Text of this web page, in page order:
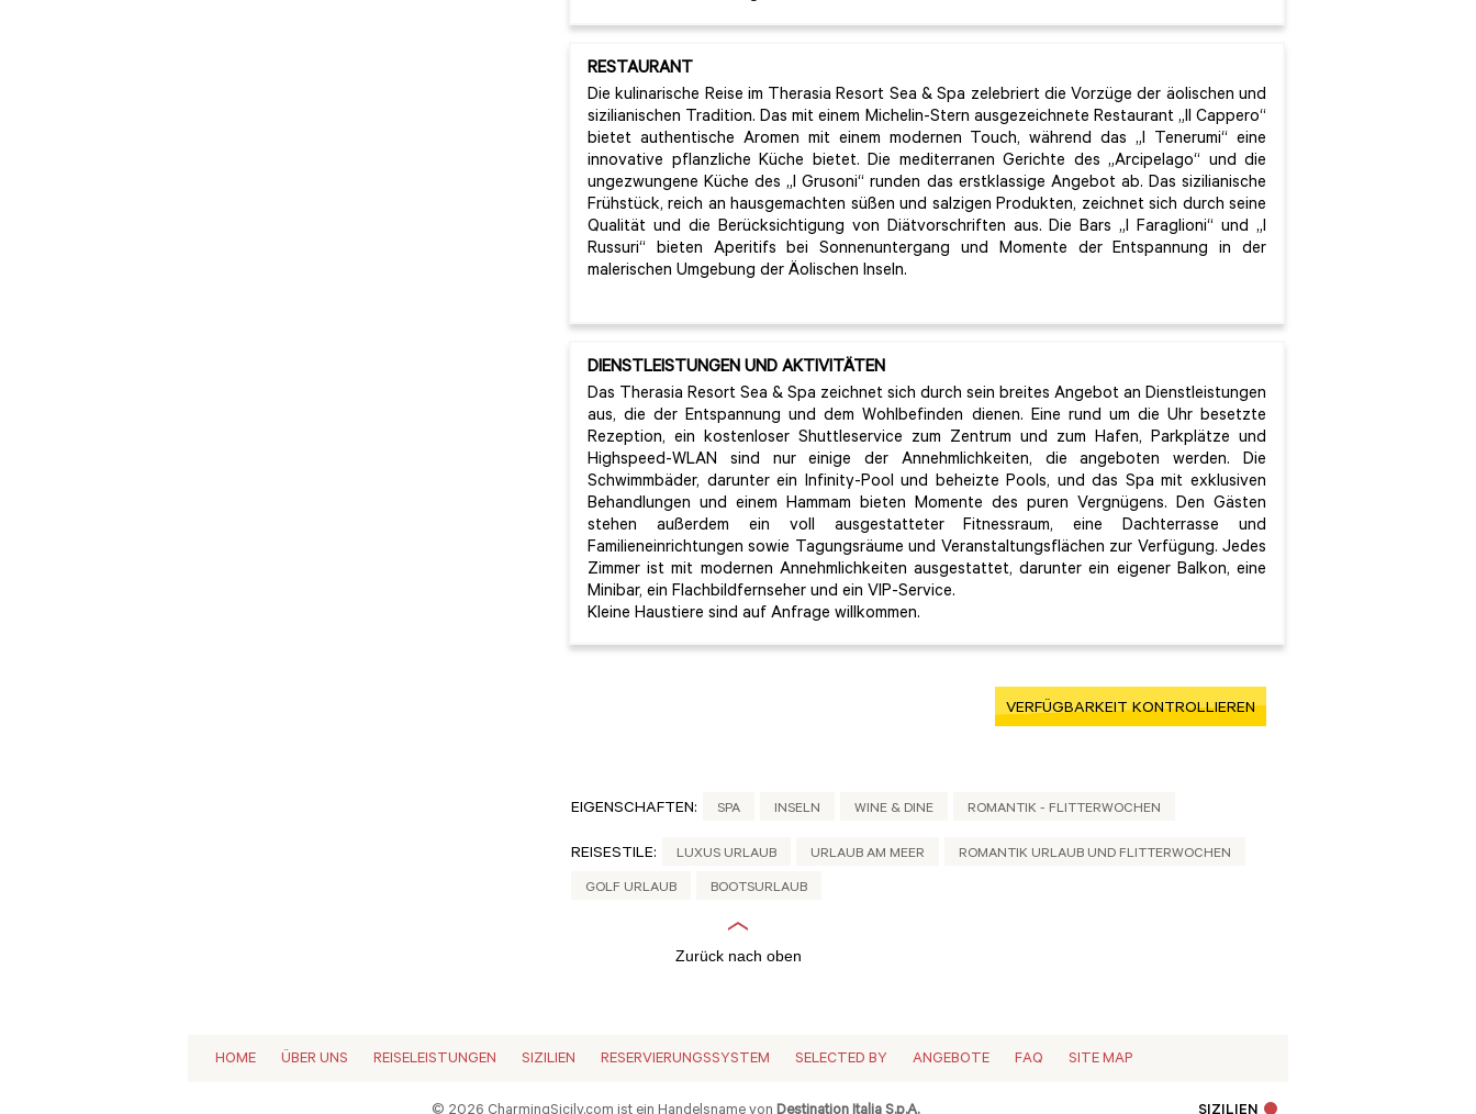
RESTAURANT
Die kulinarische Reise im Therasia Resort Sea & Spa zelebriert die Vorzüge der äolischen und
sizilianischen Tradition. Das mit einem Michelin-Stern ausgezeichnete Restaurant „Il Cappero“
bietet authentische Aromen mit einem modernen Touch, während das „I Tenerumi“ eine
innovative pflanzliche Küche bietet. Die mediterranen Gerichte des „Arcipelago“ und die
ungezwungene Küche des „I Grusoni“ runden das erstklassige Angebot ab. Das sizilianische
Frühstück, reich an hausgemachten süßen und salzigen Produkten, zeichnet sich durch seine
Qualität und die Berücksichtigung von Diätvorschriften aus. Die Bars „I Faraglioni“ und „I
Russuri“ bieten Aperitifs bei Sonnenuntergang und Momente der Entspannung in der
malerischen Umgebung der Äolischen Inseln.
DIENSTLEISTUNGEN UND AKTIVITÄTEN
Das Therasia Resort Sea & Spa zeichnet sich durch sein breites Angebot an Dienstleistungen
aus, die der Entspannung und dem Wohlbefinden dienen. Eine rund um die Uhr besetzte
Rezeption, ein kostenloser Shuttleservice zum Zentrum und zum Hafen, Parkplätze und
Highspeed-WLAN sind nur einige der Annehmlichkeiten, die angeboten werden. Die
Schwimmbäder, darunter ein Infinity-Pool und beheizte Pools, und das Spa mit exklusiven
Behandlungen und einem Hammam bieten Momente des puren Vergnügens. Den Gästen
stehen außerdem ein voll ausgestatteter Fitnessraum, eine Dachterrasse und
Familieneinrichtungen sowie Tagungsräume und Veranstaltungsflächen zur Verfügung. Jedes
Zimmer ist mit modernen Annehmlichkeiten ausgestattet, darunter ein eigener Balkon, eine
Minibar, ein Flachbildfernseher und ein VIP-Service.
Kleine Haustiere sind auf Anfrage willkommen.
VERFÜGBARKEIT KONTROLLIEREN
EIGENSCHAFTEN: SPA INSELN WINE & DINE ROMANTIK - FLITTERWOCHEN
REISESTILE: LUXUS URLAUB URLAUB AM MEER ROMANTIK URLAUB UND FLITTERWOCHEN
GOLF URLAUB BOOTSURLAUB
Zurück nach oben
HOME ÜBER UNS REISELEISTUNGEN SIZILIEN RESERVIERUNGSSYSTEM SELECTED BY ANGEBOTE FAQ SITE MAP